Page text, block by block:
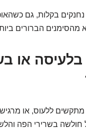
בקלות, גם
מהסימנים הברורים
בלעיסה או
ללעוס, או
חולשה בשרירי הפה